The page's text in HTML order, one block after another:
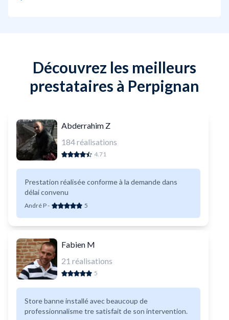
Découvrez les meilleurs
prestataires à Perpignan
Abderrahim Z
184réalisations
4.71
Prestation réalisée conforme à la demande dans
délai convenu
André P- 5
Fabien M
21 réalisations
5
Store banne installé avec beaucoup de
professionnalisme tre satisfait de son intervention.